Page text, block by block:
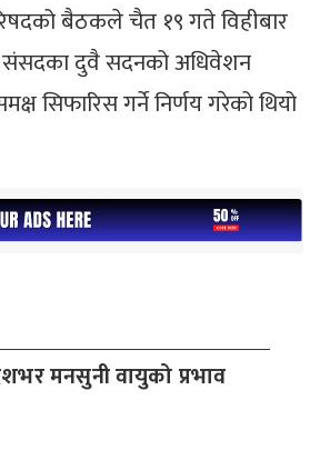
बैठकले चैत १९ गते विहीबार
संसदका दुवै सदनको अधिवेशन
सिफारिस गर्ने निर्णय गरेको थियो
मनसुनी वायुको प्रभाव